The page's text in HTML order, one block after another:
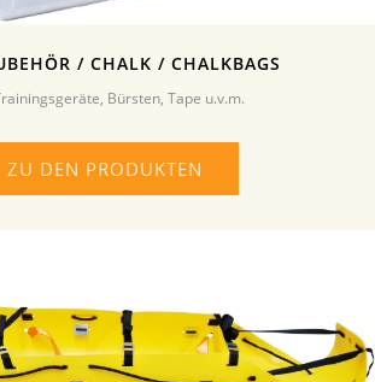
/ CHALK / CHALKBAGS
Bürsten, Tape u.v.m.
ZU DEN PRODUKTEN